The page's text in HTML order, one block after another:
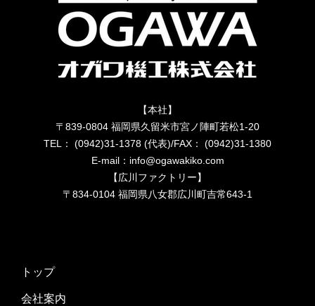
【本社】
〒839-0804 福岡県久留米市宮ノ陣町若松1-20
TEL： (0942)31-1378 (代表)/FAX： (0942)31-1380
E-mail：info@ogawakiko.com
【広川ファクトリー】
〒834-0104 福岡県八女郡広川町吉常643-1
トップ
会社案内